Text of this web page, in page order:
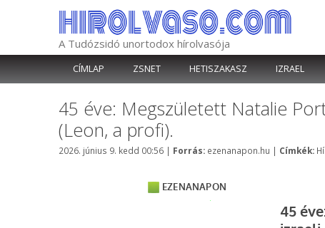
A Tudózsidó unortodox hírolvasója
CÍMLAP ZSNET HETISZAKASZ IZRAEL
45 éve: Megszületett Natalie
(Leon, a profi).
2026. június 9. kedd 00:56 | Forrás: Kategória
ezenanapon.hu | Címkék: